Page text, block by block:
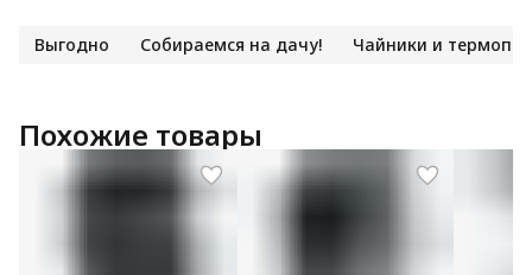
Выгодно Собираемся на дачу! Чайники и
Похожие товары